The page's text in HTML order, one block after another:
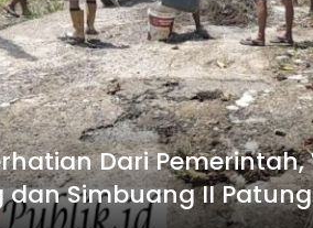
Dari
Simbuang II